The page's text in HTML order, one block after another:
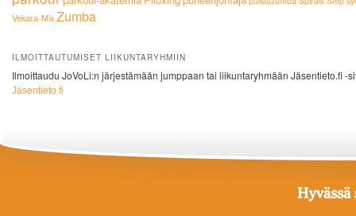
Vekara-Mix Zumba
ILMOITTAUTUMISET LIIKUNTARYHMIIN
Ilmoittaudu JoVoLi:n järjestämään jumppaan tai liikuntaryhmään Jäsentieto.fi -
Jäsentieto.fi